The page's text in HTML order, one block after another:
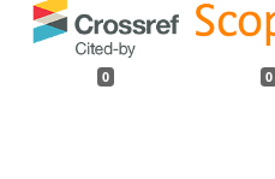
0 0